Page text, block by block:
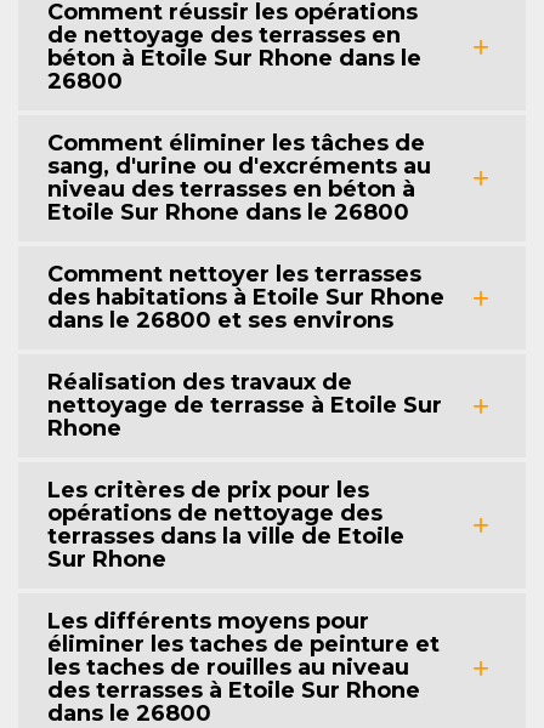
Comment réussir les opérations
de nettoyage des terrasses en
béton à Etoile Sur Rhone dans le
26800
Comment éliminer les tâches de
sang, d'urine ou d'excréments au
niveau des terrasses en béton à
Etoile Sur Rhone dans le 26800
Comment nettoyer les terrasses
des habitations à Etoile Sur Rhone
dans le 26800 et ses environs
Réalisation des travaux de
nettoyage de terrasse à Etoile Sur
Rhone
Les critères de prix pour les
opérations de nettoyage des
terrasses dans la ville de Etoile
Sur Rhone
Les différents moyens pour
éliminer les taches de peinture et
les taches de rouilles au niveau
des terrasses à Etoile Sur Rhone
dans le 26800